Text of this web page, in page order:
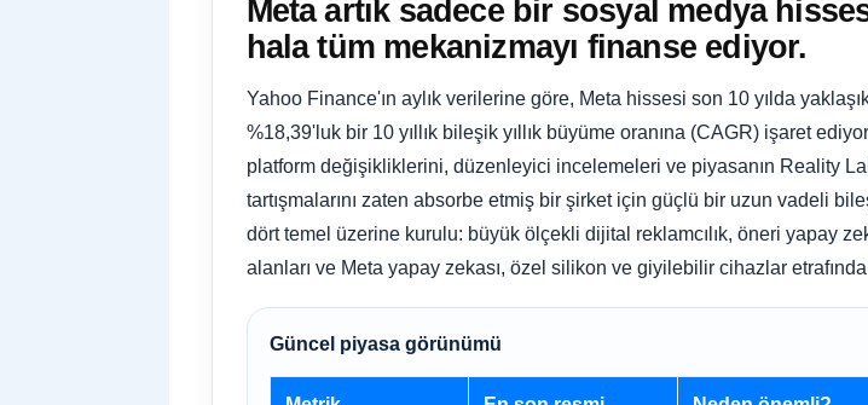
Meta artık sadece bir sosyal medya
hala tüm mekanizmayı finanse ediyor.
Yahoo Finance'ın aylık verilerine göre, Meta hissesi son 10 yılda
%18,39'luk bir 10 yıllık bileşik yıllık büyüme oranına (CAGR) işaret
platform değişikliklerini, düzenleyici incelemeleri ve piyasanın Reality
tartışmalarını zaten absorbe etmiş bir şirket için güçlü bir uzun vadeli
dört temel üzerine kurulu: büyük ölçekli dijital reklamcılık, öneri yapay
alanları ve Meta yapay zekası, özel silikon ve giyilebilir cihazlar
Güncel piyasa görünümü